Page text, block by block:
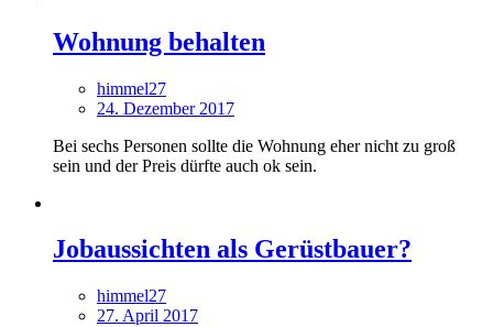
Wohnung behalten
himmel27
24. Dezember 2017
Bei sechs Personen sollte die Wohnung eher nicht zu groß
sein und der Preis dürfte auch ok sein.
Jobaussichten als Gerüstbauer?
himmel27
27. April 2017